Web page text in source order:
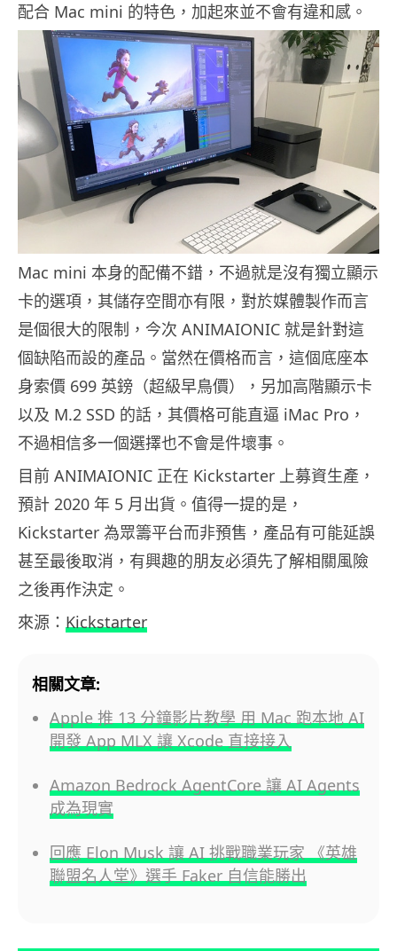
配合 Mac mini 的特色，加起來並不會有違和感。
Mac mini 本身的配備不錯，不過就是沒有獨立顯示
卡的選項，其儲存空間亦有限，對於媒體製作而言
是個很大的限制，今次 ANIMAIONIC 就是針對這
個缺陷而設的產品。當然在價格而言，這個底座本
身索價 699 英鎊（超級早鳥價），另加高階顯示卡
以及 M.2 SSD 的話，其價格可能直逼 iMac Pro，
不過相信多一個選擇也不會是件壞事。
目前 ANIMAIONIC 正在 Kickstarter 上募資生產，
預計 2020 年 5 月出貨。值得一提的是，
Kickstarter 為眾籌平台而非預售，產品有可能延誤
甚至最後取消，有興趣的朋友必須先了解相關風險
之後再作決定。
來源： Kickstarter
相關文章:
Apple 推 13 分鐘影片教學 用 Mac 跑本地 AI
開發 App MLX 讓 Xcode 直接接入
Amazon Bedrock AgentCore 讓 AI Agents
成為現實
回應 Elon Musk 讓 AI 挑戰職業玩家 《英雄
聯盟名人堂》選手 Faker 自信能勝出